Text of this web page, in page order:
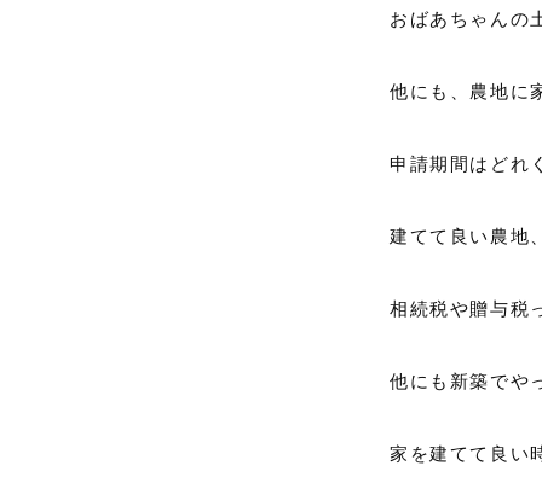
おばあちゃんの
他にも、農地に
申請期間はどれ
建てて良い農地
相続税や贈与税
他にも新築でや
家を建てて良い